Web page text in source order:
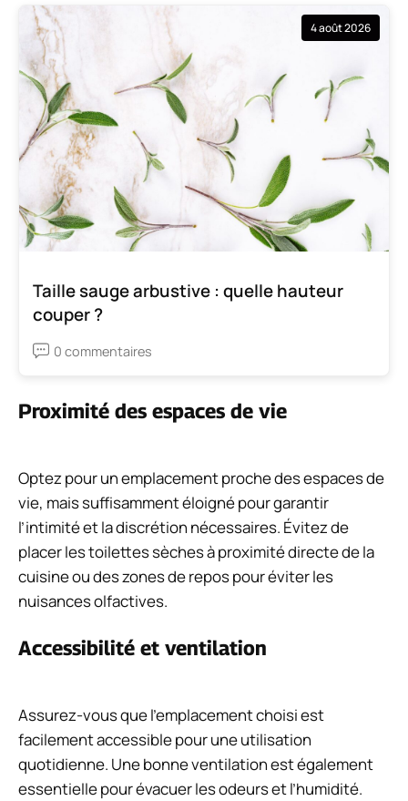
4 août 2026
Taille sauge arbustive : quelle hauteur
couper ?
0 commentaires
Proximité des espaces de vie
Optez pour un emplacement proche des espaces de
vie, mais suffisamment éloigné pour garantir
l’intimité et la discrétion nécessaires. Évitez de
placer les toilettes sèches à proximité directe de la
cuisine ou des zones de repos pour éviter les
nuisances olfactives.
Accessibilité et ventilation
Assurez-vous que l’emplacement choisi est
facilement accessible pour une utilisation
quotidienne. Une bonne ventilation est également
essentielle pour évacuer les odeurs et l’humidité.